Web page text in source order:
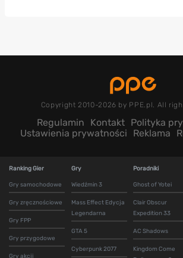
Copyright 2010-2026 by PPE.pl. All
Regulamin Kontakt Polityka
Ustawienia prywatności
Reklama
Ranking Gier
Gry samochodowe
Gry zręcznościowe
Gry FPP
Gry przygodowe
Gry akcji
Gry
Wiedźmin 3
Mass Effect Edycja
Legendarna
GTA 5
Cyberpunk 2077
Poradniki
Ghost of Yotei
Clair Obscur
Expedition 33
AC Shadows
Kingdom Come